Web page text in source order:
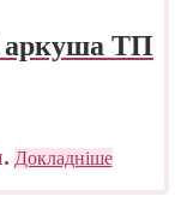
аркуша ТП
Докладніше